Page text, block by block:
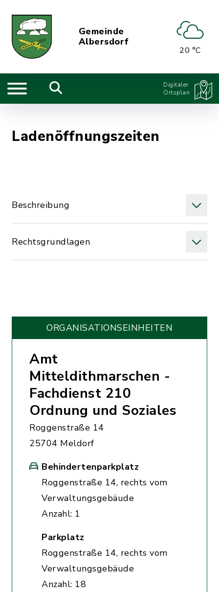
Gemeinde
Albersdorf
20 °C
Digitaler
Ortsplan
Ladenöffnungszeiten
Beschreibung
Rechtsgrundlagen
ORGANISATIONS­EINHEITEN
Amt
Mitteldithmarschen -
Fachdienst 210
Ordnung und Soziales
Roggenstraße 14
25704 Meldorf
Behindertenparkplatz
Roggenstraße 14, rechts vom
Verwaltungsgebäude
Anzahl: 1
Parkplatz
Roggenstraße 14, rechts vom
Verwaltungsgebäude
Anzahl: 18